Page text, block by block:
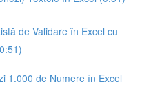
de Validare în Excel cu
1.000 de Numere în Excel